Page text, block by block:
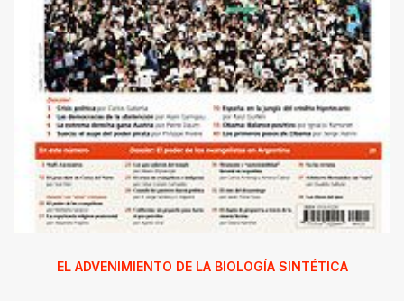
EL ADVENIMIENTO DE LA BIOLOGÍA SINTÉTICA